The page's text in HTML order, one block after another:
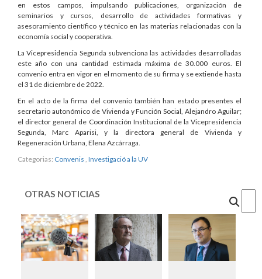
en estos campos, impulsando publicaciones, organización de
seminarios y cursos, desarrollo de actividades formativas y
asesoramiento científico y técnico en las materias relacionadas con la
economía social y cooperativa.
La Vicepresidencia Segunda subvenciona las actividades desarrolladas
este año con una cantidad estimada máxima de 30.000 euros. El
convenio entra en vigor en el momento de su firma y se extiende hasta
el 31 de diciembre de 2022.
En el acto de la firma del convenio también han estado presentes el
secretario autonómico de Vivienda y Función Social, Alejandro Aguilar;
el director general de Coordinación Institucional de la Vicepresidencia
Segunda, Marc Aparisi, y la directora general de Vivienda y
Regeneración Urbana, Elena Azcárraga.
Categorias: Convenis , Investigació a la UV
OTRAS NOTICIAS